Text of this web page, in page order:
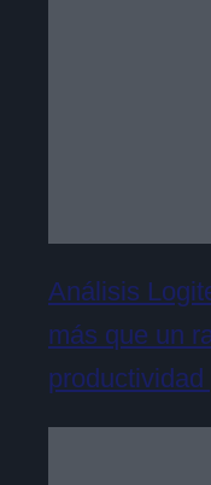
Análisis
más que un